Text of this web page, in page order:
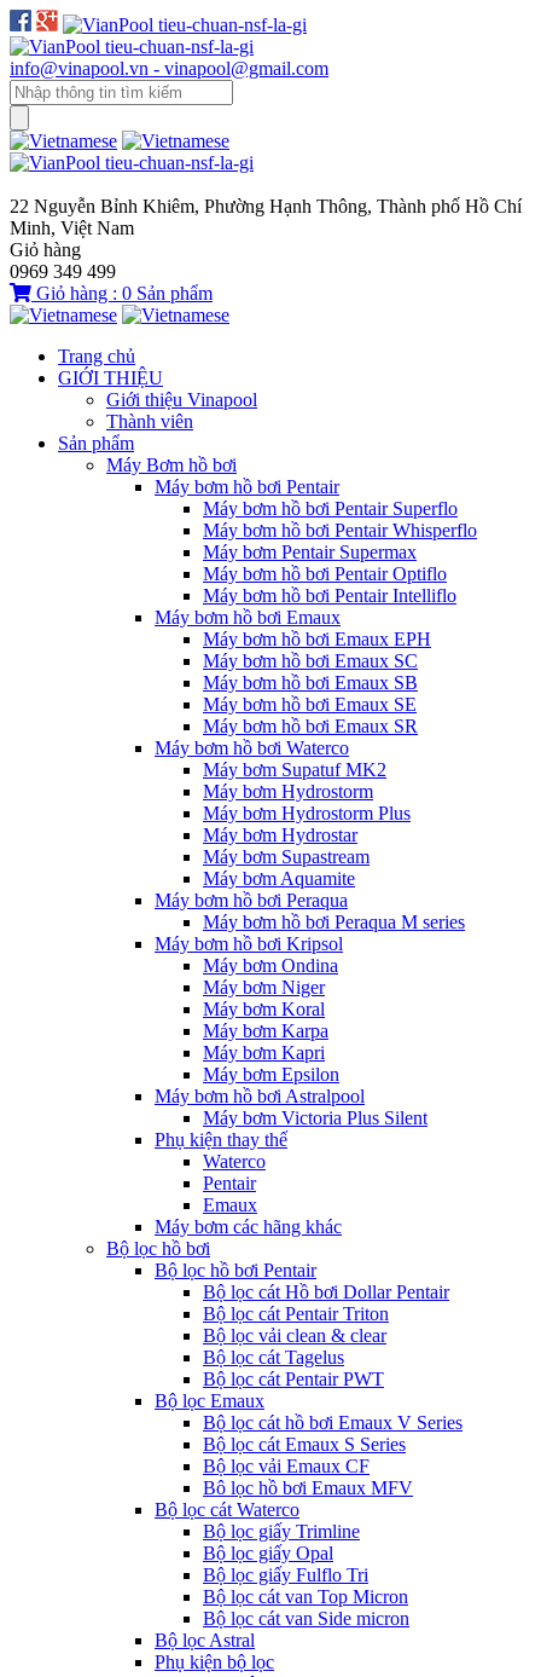
info@vinapool.vn - vinapool@gmail.com
22 Nguyễn Bỉnh Khiêm, Phường Hạnh Thông, Thành phố Hồ Chí
Minh, Việt Nam
Giỏ hàng
0969 349 499
Giỏ hàng : 0 Sản phẩm
Trang chủ
GIỚI THIỆU
Giới thiệu Vinapool
Thành viên
Sản phẩm
Máy Bơm hồ bơi
Máy bơm hồ bơi Pentair
Máy bơm hồ bơi Pentair Superflo
Máy bơm hồ bơi Pentair Whisperflo
Máy bơm Pentair Supermax
Máy bơm hồ bơi Pentair Optiflo
Máy bơm hồ bơi Pentair Intelliflo
Máy bơm hồ bơi Emaux
Máy bơm hồ bơi Emaux EPH
Máy bơm hồ bơi Emaux SC
Máy bơm hồ bơi Emaux SB
Máy bơm hồ bơi Emaux SE
Máy bơm hồ bơi Emaux SR
Máy bơm hồ bơi Waterco
Máy bơm Supatuf MK2
Máy bơm Hydrostorm
Máy bơm Hydrostorm Plus
Máy bơm Hydrostar
Máy bơm Supastream
Máy bơm Aquamite
Máy bơm hồ bơi Peraqua
Máy bơm hồ bơi Peraqua M series
Máy bơm hồ bơi Kripsol
Máy bơm Ondina
Máy bơm Niger
Máy bơm Koral
Máy bơm Karpa
Máy bơm Kapri
Máy bơm Epsilon
Máy bơm hồ bơi Astralpool
Máy bơm Victoria Plus Silent
Phụ kiện thay thế
Waterco
Pentair
Emaux
Máy bơm các hãng khác
Bộ lọc hồ bơi
Bộ lọc hồ bơi Pentair
Bộ lọc cát Hồ bơi Dollar Pentair
Bộ lọc cát Pentair Triton
Bộ lọc vải clean & clear
Bộ lọc cát Tagelus
Bộ lọc cát Pentair PWT
Bộ lọc Emaux
Bộ lọc cát hồ bơi Emaux V Series
Bộ lọc cát Emaux S Series
Bộ lọc vải Emaux CF
Bô lọc hồ bơi Emaux MFV
Bộ lọc cát Waterco
Bộ lọc giấy Trimline
Bộ lọc giấy Opal
Bộ lọc giấy Fulflo Tri
Bộ lọc cát van Top Micron
Bộ lọc cát van Side micron
Bộ lọc Astral
Phụ kiện bộ lọc